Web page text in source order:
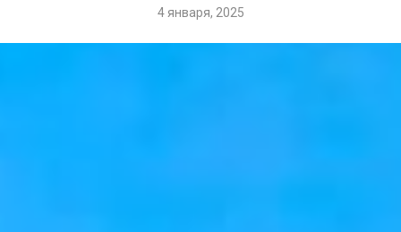
4 января, 2025